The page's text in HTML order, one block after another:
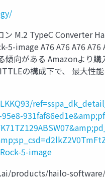
M.2 TypeC Converter
A76 A76 A76 A76
向がある Amazonより
の構成下で、 最大性
5-image
products/hailo-